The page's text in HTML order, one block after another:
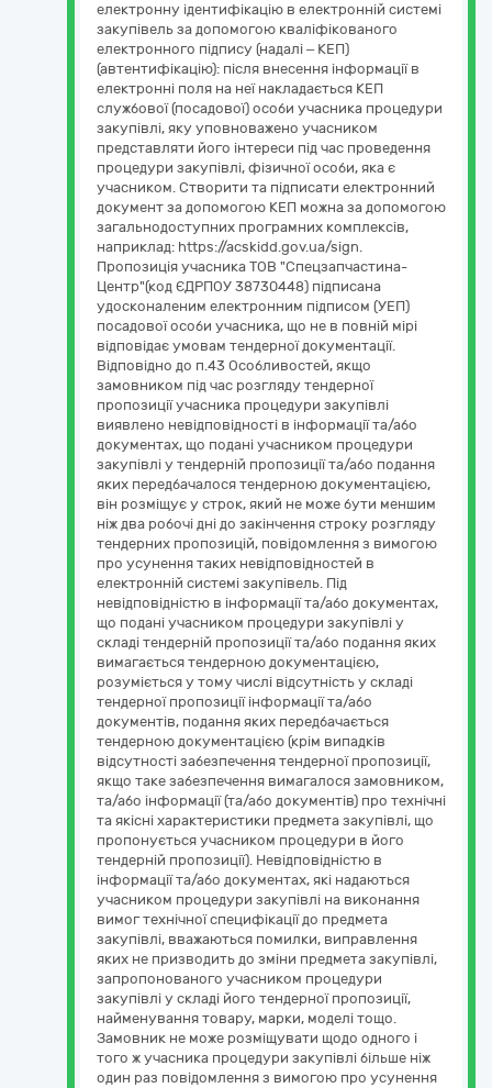
електронну ідентифікацію в електронній системі
закупівель за допомогою кваліфікованого
електронного підпису (надалі – КЕП)
(автентифікацію): після внесення інформації в
електронні поля на неї накладається КЕП
службової (посадової) особи учасника процедури
закупівлі, яку уповноважено учасником
представляти його інтереси під час проведення
процедури закупівлі, фізичної особи, яка є
учасником. Створити та підписати електронний
документ за допомогою КЕП можна за допомогою
загальнодоступних програмних комплексів,
наприклад: https://acskidd.gov.ua/sign.
Пропозиція учасника ТОВ "Спецзапчастина-
Центр"(код ЄДРПОУ 38730448) підписана
удосконаленим електронним підписом (УЕП)
посадової особи учасника, що не в повній мірі
відповідає умовам тендерної документації.
Відповідно до п.43 Особливостей, якщо
замовником під час розгляду тендерної
пропозиції учасника процедури закупівлі
виявлено невідповідності в інформації та/або
документах, що подані учасником процедури
закупівлі у тендерній пропозиції та/або подання
яких передбачалося тендерною документацією,
він розміщує у строк, який не може бути меншим
ніж два робочі дні до закінчення строку розгляду
тендерних пропозицій, повідомлення з вимогою
про усунення таких невідповідностей в
електронній системі закупівель. Під
невідповідністю в інформації та/або документах,
що подані учасником процедури закупівлі у
складі тендерній пропозиції та/або подання яких
вимагається тендерною документацією,
розуміється у тому числі відсутність у складі
тендерної пропозиції інформації та/або
документів, подання яких передбачається
тендерною документацією (крім випадків
відсутності забезпечення тендерної пропозиції,
якщо таке забезпечення вимагалося замовником,
та/або інформації (та/або документів) про технічні
та якісні характеристики предмета закупівлі, що
пропонується учасником процедури в його
тендерній пропозиції). Невідповідністю в
інформації та/або документах, які надаються
учасником процедури закупівлі на виконання
вимог технічної специфікації до предмета
закупівлі, вважаються помилки, виправлення
яких не призводить до зміни предмета закупівлі,
запропонованого учасником процедури
закупівлі у складі його тендерної пропозиції,
найменування товару, марки, моделі тощо.
Замовник не може розміщувати щодо одного і
того ж учасника процедури закупівлі більше ніж
один раз повідомлення з вимогою про усунення